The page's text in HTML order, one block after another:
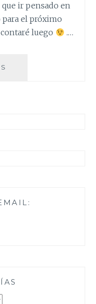
ir pensado en
para el próximo
luego
.…